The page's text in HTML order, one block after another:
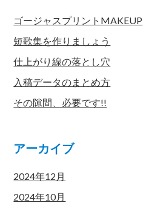
ゴージャスプリントMAKEUP
短歌集を作りましょう
仕上がり線の落とし穴
入稿データのまとめ方
その隙間、必要です!!
アーカイブ
2024年12月
2024年10月